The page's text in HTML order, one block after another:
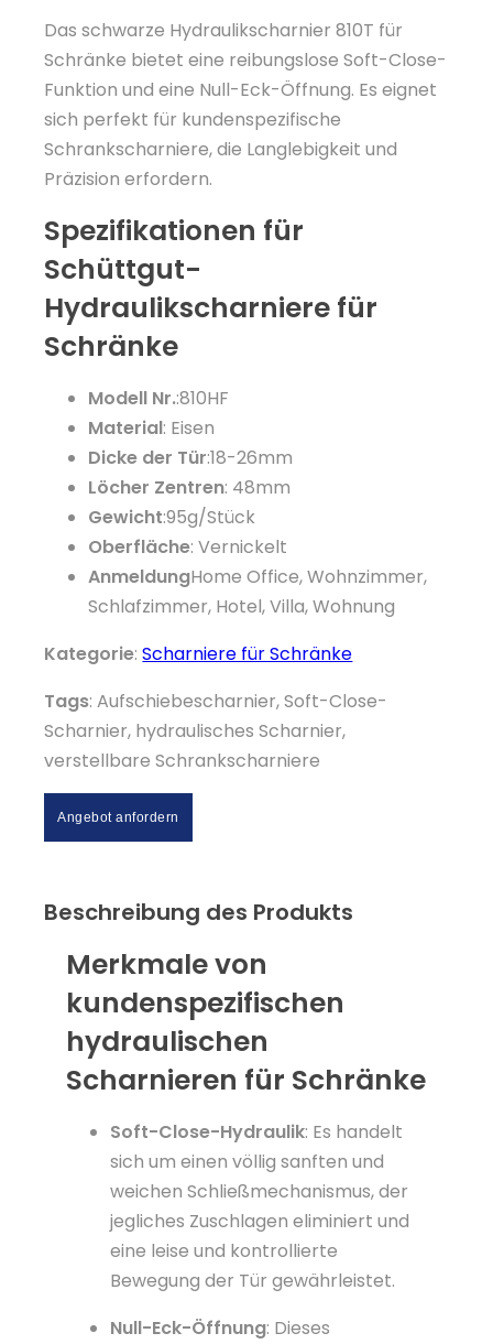
Das schwarze Hydraulikscharnier 810T für
Schränke bietet eine reibungslose Soft-Close-
Funktion und eine Null-Eck-Öffnung. Es eignet
sich perfekt für kundenspezifische
Schrankscharniere, die Langlebigkeit und
Präzision erfordern.
Spezifikationen für
Schüttgut-
Hydraulikscharniere für
Schränke
Modell Nr.:810HF
Material: Eisen
Dicke der Tür:18-26mm
Löcher Zentren: 48mm
Gewicht:95g/Stück
Oberfläche: Vernickelt
AnmeldungHome Office, Wohnzimmer,
Schlafzimmer, Hotel, Villa, Wohnung
Kategorie:Scharniere für Schränke
Tags: Aufschiebescharnier, Soft-Close-
Scharnier, hydraulisches Scharnier,
verstellbare Schrankscharniere
Angebot anfordern
Beschreibung des Produkts
Merkmale von
kundenspezifischen
hydraulischen
Scharnieren für Schränke
Soft-Close-Hydraulik: Es handelt
sich um einen völlig sanften und
weichen Schließmechanismus, der
jegliches Zuschlagen eliminiert und
eine leise und kontrollierte
Bewegung der Tür gewährleistet.
Null-Eck-Öffnung: Dieses